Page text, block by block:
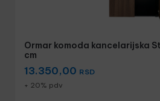
Ormar komoda kancelarijska
cm
13.350,00 RSD
+ 20% pdv